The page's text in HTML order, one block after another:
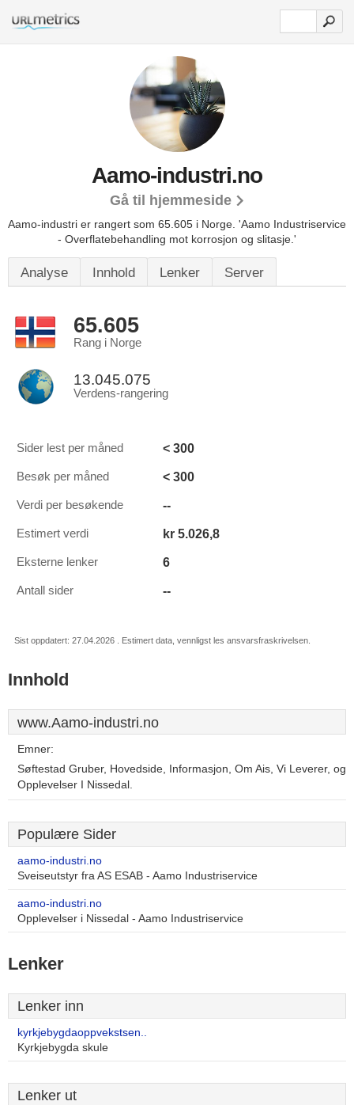
Aamo-industri.no
Gå til hjemmeside
Aamo-industri er rangert som 65.605 i Norge. 'Aamo Industriservice
- Overflatebehandling mot korrosjon og slitasje.'
Analyse Innhold Lenker Server
65.605
Rang i Norge
13.045.075
Verdens-rangering
Sider lest per måned < 300
Besøk per måned < 300
Verdi per besøkende --
Estimert verdi kr 5.026,8
Eksterne lenker 6
Antall sider --
Sist oppdatert: 27.04.2026 . Estimert data, vennligst les ansvarsfraskrivelsen.
Innhold
www.Aamo-industri.no
Emner:
Søftestad Gruber, Hovedside, Informasjon, Om Ais, Vi Leverer, og
Opplevelser I Nissedal.
Populære Sider
aamo-industri.no
Sveiseutstyr fra AS ESAB - Aamo Industriservice
aamo-industri.no
Opplevelser i Nissedal - Aamo Industriservice
Lenker
Lenker inn
kyrkjebygdaoppvekstsen..
Kyrkjebygda skule
Lenker ut